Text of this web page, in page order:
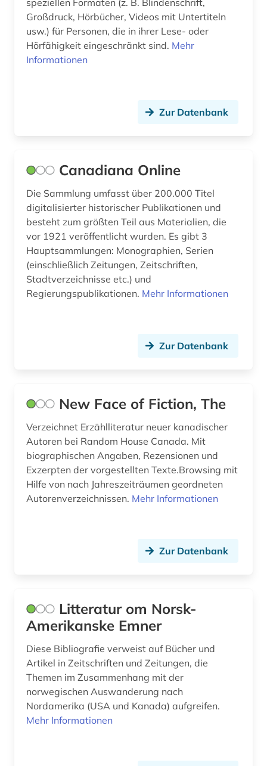
frauenforschung (2)
frauenwahlrecht (2)
geowissenschaften (1)
geschichte 1700 - 1900 (1)
geschichte 1800-2010 (1)
geschichte 1931-2000 (1)
geschlechterforschung (2)
großbritannien (5)
herkunftsland (1)
hochschulschrift (1)
hong kong (1)
hongkong (1)
international law (1)
internationales recht (1)
irland (3)
island (1)
jamaica (1)
japanisch (1)
speziellen Formaten (z. B. Blindenschrift,
Großdruck, Hörbücher, Videos mit Untertiteln
usw.) für Personen, die in ihrer Lese- oder
Hörfähigkeit eingeschränkt sind. Mehr
Informationen
Zur Datenbank
Canadiana Online
Die Sammlung umfasst über 200.000 Titel
digitalisierter historischer Publikationen und
besteht zum größten Teil aus Materialien, die
vor 1921 veröffentlicht wurden. Es gibt 3
Hauptsammlungen: Monographien, Serien
(einschließlich Zeitungen, Zeitschriften,
Stadtverzeichnisse etc.) und
Regierungspublikationen. Mehr Informationen
Zur Datenbank
New Face of Fiction, The
Verzeichnet Erzählliteratur neuer kanadischer
Autoren bei Random House Canada. Mit
biographischen Angaben, Rezensionen und
Exzerpten der vorgestellten Texte.Browsing mit
Hilfe von nach Jahreszeiträumen geordneten
Autorenverzeichnissen. Mehr Informationen
Zur Datenbank
Litteratur om Norsk-
Amerikanske Emner
Diese Bibliografie verweist auf Bücher und
Artikel in Zeitschriften und Zeitungen, die
Themen im Zusammenhang mit der
norwegischen Auswanderung nach
Nordamerika (USA und Kanada) aufgreifen.
Mehr Informationen